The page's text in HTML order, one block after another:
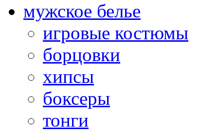
мужское белье
игровые костюмы
борцовки
хипсы
боксеры
тонги